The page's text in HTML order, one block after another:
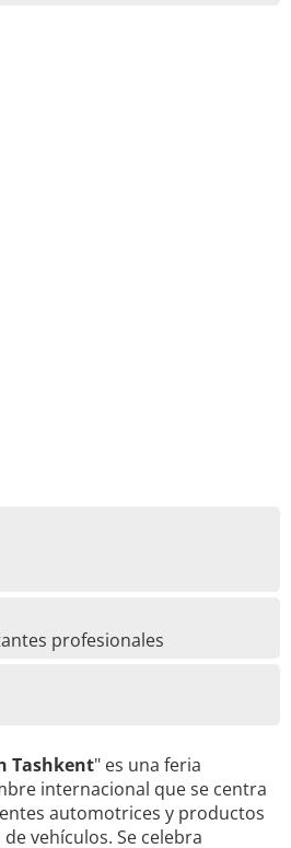
profesionales
Tashkent" es una feria
internacional que se centra
automotrices y productos
vehículos. Se celebra